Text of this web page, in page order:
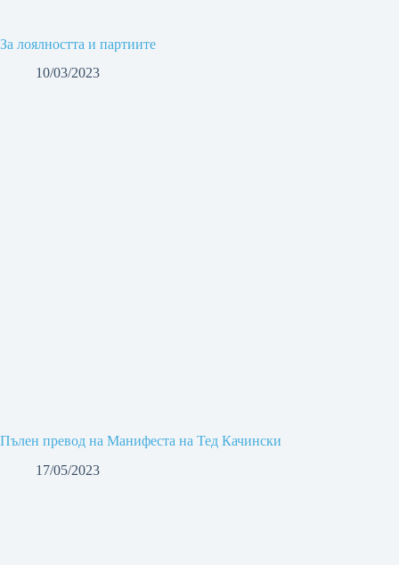
За лоялността и партиите
10/03/2023
Пълен превод на Манифеста на Тед Качински
17/05/2023